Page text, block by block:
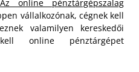
Az online pénztárgépszalag
vállalkozónak, cégnek kell
valamilyen kereskedői
online pénztárgépet